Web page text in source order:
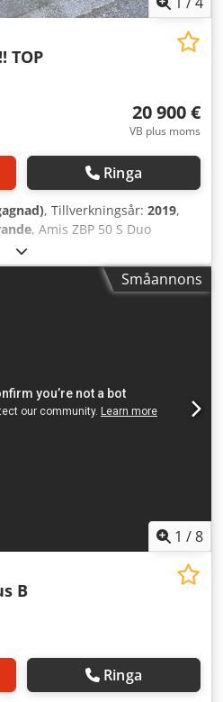
TOP
20 900 €
VB plus moms
Ringa
, Tillverkningsår: 2019,
, Amis ZBP 50 S Duo
2019 Bärförmåga
140 kg Dsdpfx Aoumwm Ssf
Ø 50 mm Behållare med
med matare Förpressning
vardera 7,5 kW
Småannons
1 /8
B
Ringa